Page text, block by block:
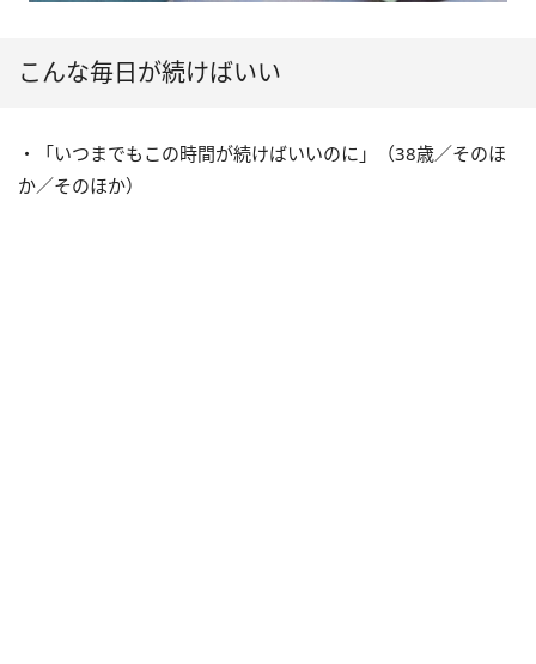
こんな毎日が続けばいい
・「いつまでもこの時間が続けばいいのに」（38歳／そのほ
か／そのほか）